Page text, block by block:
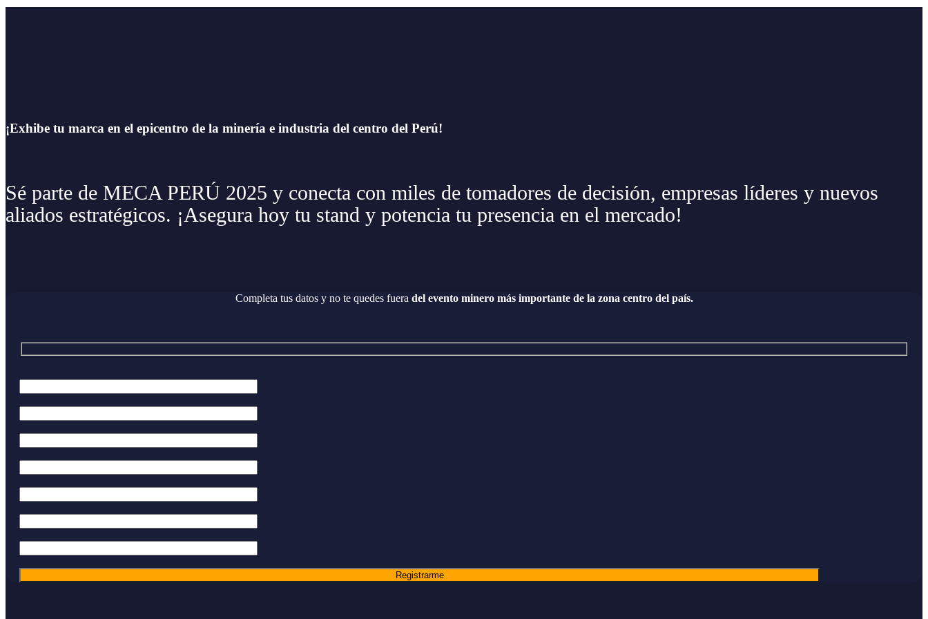
¡Exhibe tu marca en el epicentro de la minería e industria del centro del Perú!
Sé parte de MECA PERÚ 2025 y conecta con miles de tomadores de decisión, empresas líderes y nuevos
aliados estratégicos. ¡Asegura hoy tu stand y potencia tu presencia en el mercado!
Completa tus datos y no te quedes fuera del evento minero más importante de la zona centro del país.